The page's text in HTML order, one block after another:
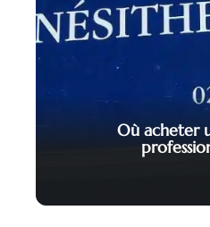
Où acheter